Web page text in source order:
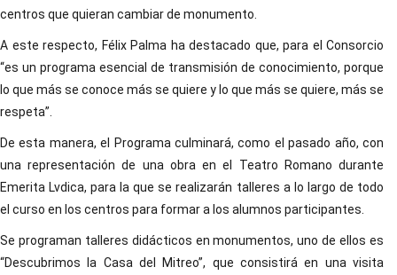
centros que quieran cambiar de monumento.
A este respecto, Félix Palma ha destacado que, para el Consorcio
“es un programa esencial de transmisión de conocimiento, porque
lo que más se conoce más se quiere y lo que más se quiere, más se
respeta”.
De esta manera, el Programa culminará, como el pasado año, con
una representación de una obra en el Teatro Romano durante
Emerita Lvdica, para la que se realizarán talleres a lo largo de todo
el curso en los centros para formar a los alumnos participantes.
Se programan talleres didácticos en monumentos, uno de ellos es
“Descubrimos la Casa del Mitreo”, que consistirá en una visita